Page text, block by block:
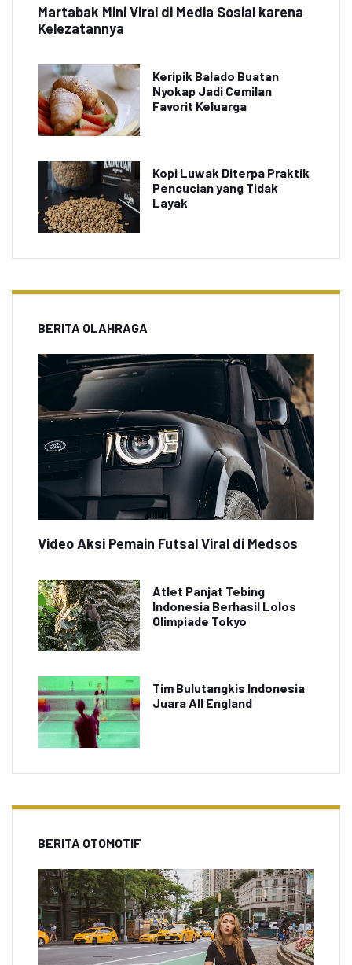
Martabak Mini Viral di Media Sosial karena
Kelezatannya
Keripik Balado Buatan
Nyokap Jadi Cemilan
Favorit Keluarga
Kopi Luwak Diterpa Praktik
Pencucian yang Tidak
Layak
BERITA OLAHRAGA
Video Aksi Pemain Futsal Viral di Medsos
Atlet Panjat Tebing
Indonesia Berhasil Lolos
Olimpiade Tokyo
Tim Bulutangkis Indonesia
Juara All England
BERITA OTOMOTIF